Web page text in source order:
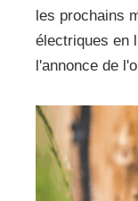
les prochains
électriques en
l'annonce de